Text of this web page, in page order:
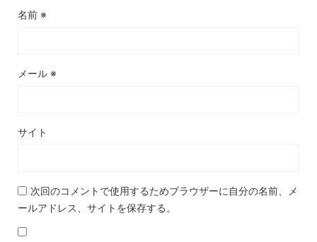
名前 ※
メール ※
サイト
次回のコメントで使用するためブラウザーに自分の名前、メ
ールアドレス、サイトを保存する。